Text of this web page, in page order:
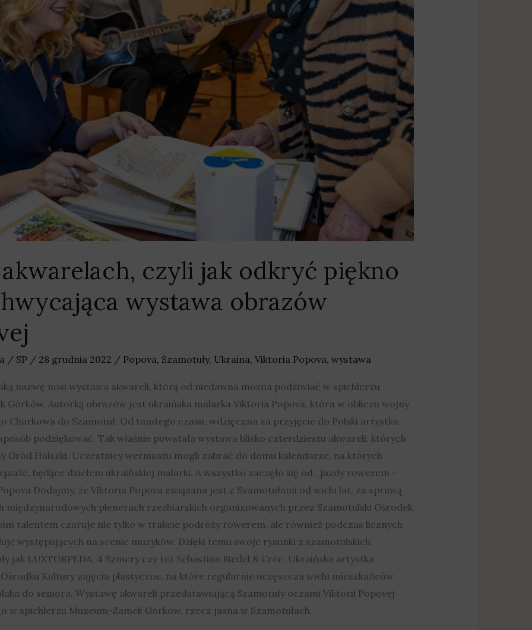
akwarelach, czyli jak odkryć piękno
wystawa obrazów
/ SP / 28 grudnia 2022 / Popova, Szamotuły, Ukraina, Viktoria Popova, wystawa
nazwę nosi wystawa akwareli, którą od niedawna można podziwiać w spichlerzu
Górków. Autorką obrazów jest ukraińska malarka Viktoria Popova, która w obliczu wojny
Charkowa do Szamotuł. Od tamtego czasu, wdzięczna za przyjęcie do Polski artystka
podziękować. Tak właśnie powstała wystawa blisko czterdziestu akwareli, których
Gród Halszki. Uczestnicy wernisażu mogli zabrać do domu kalendarze, na których
będące dziełem ukraińskiej malarki. A wszystko zaczęło się od.. jazdy rowerem –
Dodajmy, że Viktoria Popova związana jest z Szamotułami od wielu lat, za sprawą
plenerach rzeźbiarskich organizowanych przez Szamotulski Ośrodek
talentem czaruje nie tylko w trakcie podróży rowerem, ale również podczas licznych
występujących na scenie muzyków. Dzięki temu swoje rysunki z szamotulskich
jak LUXTORPEDA, 4 Szmery czy też Sebastian Riedel & Cree. Ukraińska artystka
Kultury zajęcia plastyczne, na które regularnie uczęszcza wielu mieszkańców
do seniora. Wystawę akwareli przedstawiającą Szamotuły oczami Viktorii Popovej
w spichlerzu Muzeum-Zamek Górków, rzecz jasna w Szamotułach.